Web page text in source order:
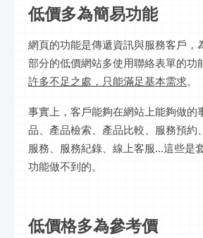
低價多為簡易功能
網頁的功能是傳遞資訊與服務客戶，
部分的低價網站多使用聯絡表單的功
許多不足之處，只能滿足基本需求。
事實上，客戶能夠在網站上能夠做的
品、產品檢索、產品比較、服務預約
服務、服務紀錄、線上客服...這些是
功能做不到的。
低價格多為參考價